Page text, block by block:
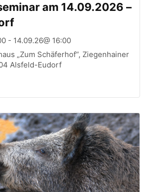
am 14.09.2026 –
- 14.09.26@ 16:00
„Zum Schäferhof“, Ziegenhainer
Alsfeld-Eudorf